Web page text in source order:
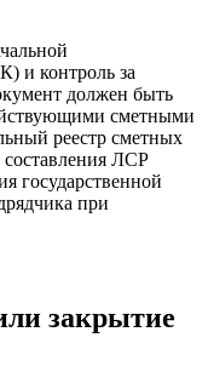
и контроль за
должен быть
сметными
реестр сметных
ЛСР
государственной
при
закрытие